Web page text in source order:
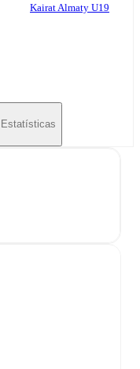
Kairat Almaty U19
Estatísticas